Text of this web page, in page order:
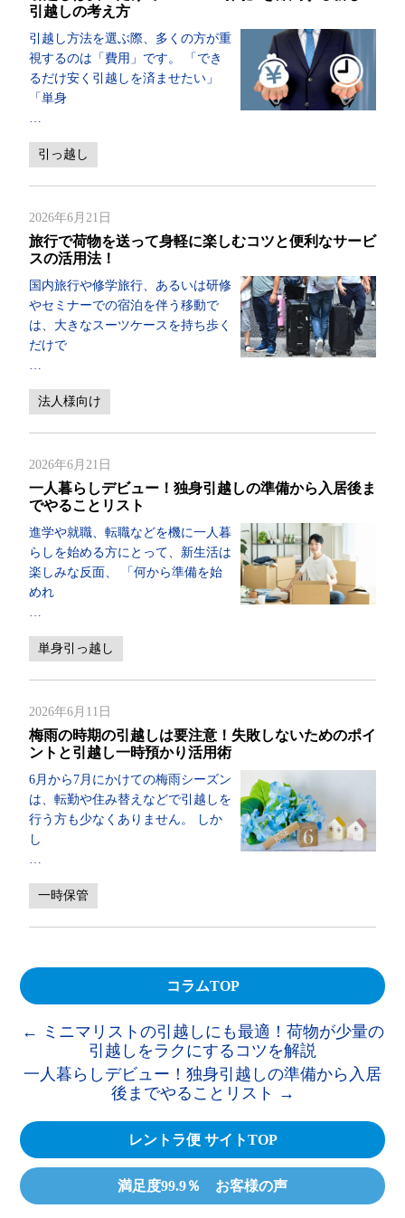
引越しの考え方
引越し方法を選ぶ際、多くの方が重
視するのは「費用」です。 「でき
るだけ安く引越しを済ませたい」
「単身
…
引っ越し
2026年6月21日
旅行で荷物を送って身軽に楽しむコツと便利なサービ
スの活用法！
国内旅行や修学旅行、あるいは研修
やセミナーでの宿泊を伴う移動で
は、大きなスーツケースを持ち歩く
だけで
…
法人様向け
2026年6月21日
一人暮らしデビュー！独身引越しの準備から入居後ま
でやることリスト
進学や就職、転職などを機に一人暮
らしを始める方にとって、新生活は
楽しみな反面、 「何から準備を始
めれ
…
単身引っ越し
2026年6月11日
梅雨の時期の引越しは要注意！失敗しないためのポイ
ントと引越し一時預かり活用術
6月から7月にかけての梅雨シーズン
は、転勤や住み替えなどで引越しを
行う方も少なくありません。 しか
し
…
一時保管
コラムTOP
← ミニマリストの引越しにも最適！荷物が少量の
引越しをラクにするコツを解説
一人暮らしデビュー！独身引越しの準備から入居
後までやることリスト →
レントラ便 サイトTOP
満足度99.9％ お客様の声